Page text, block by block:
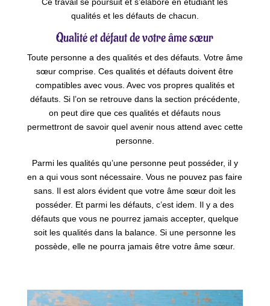
qualités et les défauts de chacun.
Qualité et défaut de votre âme sœur
Toute personne a des qualités et des défauts. Votre âme
sœur comprise. Ces qualités et défauts doivent être
compatibles avec vous. Avec vos propres qualités et
défauts. Si l’on se retrouve dans la section précédente,
on peut dire que ces qualités et défauts nous
permettront de savoir quel avenir nous attend avec cette
personne.
Parmi les qualités qu’une personne peut posséder, il y
en a qui vous sont nécessaire. Vous ne pouvez pas faire
sans. Il est alors évident que votre âme sœur doit les
posséder. Et parmi les défauts, c’est idem. Il y a des
défauts que vous ne pourrez jamais accepter, quelque
soit les qualités dans la balance. Si une personne les
possède, elle ne pourra jamais être votre âme sœur.